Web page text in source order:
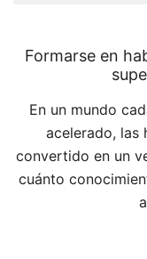
Formarse en
En un mundo
acelerado, las
convertido en un
cuánto